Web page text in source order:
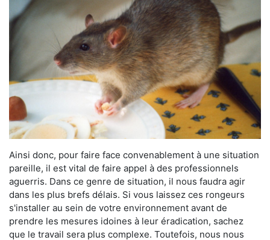
Ainsi donc, pour faire face convenablement à une situation
pareille, il est vital de faire appel à des professionnels
aguerris. Dans ce genre de situation, il nous faudra agir
dans les plus brefs délais. Si vous laissez ces rongeurs
s'installer au sein de votre environnement avant de
prendre les mesures idoines à leur éradication, sachez
que le travail sera plus complexe. Toutefois, nous nous